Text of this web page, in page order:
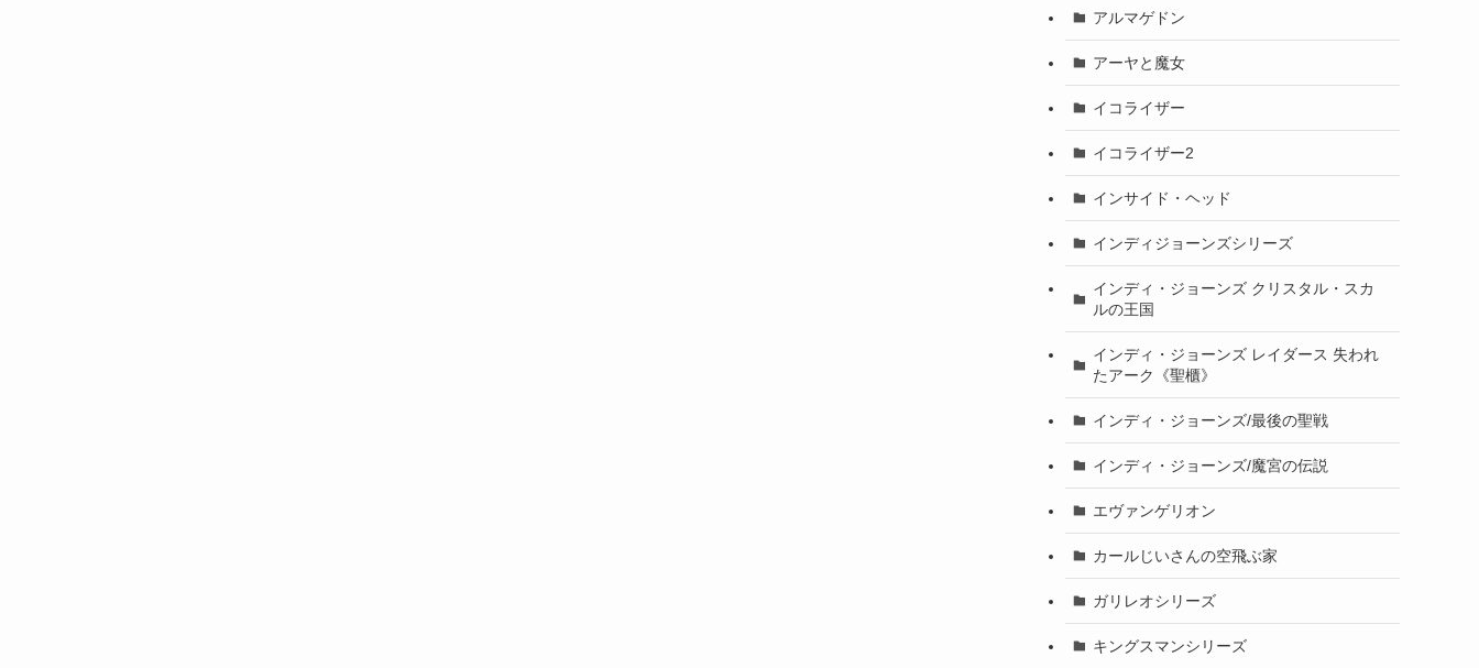
アルマゲドン
アーヤと魔女
イコライザー
イコライザー2
インサイド・ヘッド
インディジョーンズシリーズ
インディ・ジョーンズ クリスタル・スカ
ルの王国
インディ・ジョーンズ レイダース 失われ
たアーク《聖櫃》
インディ・ジョーンズ/最後の聖戦
インディ・ジョーンズ/魔宮の伝説
エヴァンゲリオン
カールじいさんの空飛ぶ家
ガリレオシリーズ
キングスマンシリーズ